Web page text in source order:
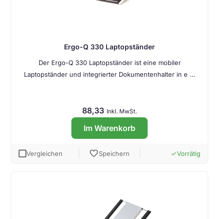
Ergo-Q 330 Laptopständer
Der Ergo-Q 330 Laptopständer ist eine mobiler
Laptopständer und integrierter Dokumentenhalter in e …
88,33 Inkl. MwSt.
Im Warenkorb
Vergleichen favoriteSpeichern doneVorrätig